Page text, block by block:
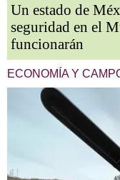
Un estado de
seguridad en el
funcionarán
ECONOMÍA Y